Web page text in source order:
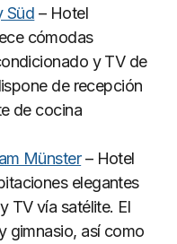
Süd – Hotel
cómodas
y TV de
de recepción
de cocina
Münster– Hotel
elegantes
TV vía satélite. El
gimnasio, así como